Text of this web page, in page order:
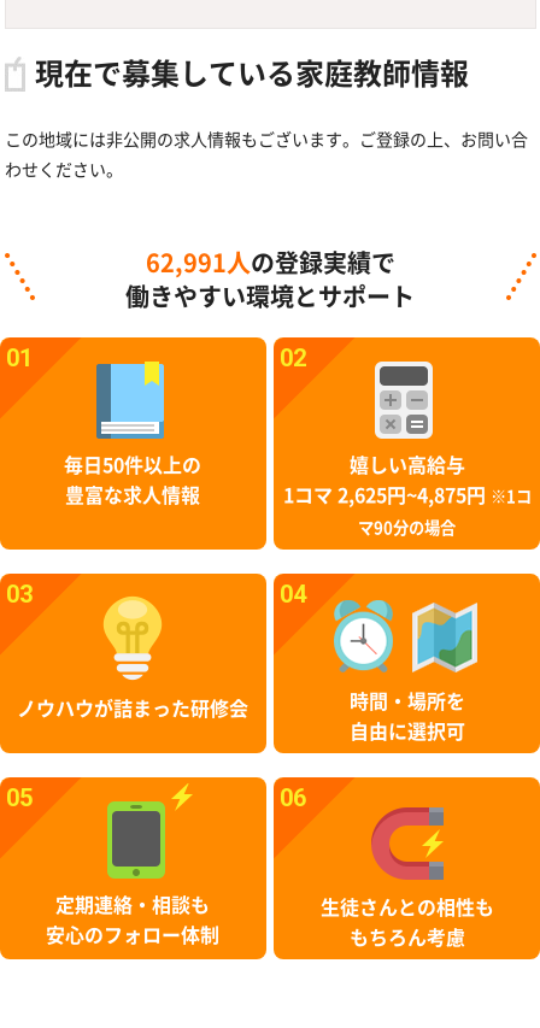
現在で募集している家庭教師情報
この地域には非公開の求人情報もございます。ご登録の上、お問い合
わせください。
62,991人 の登録実績で
働きやすい環境とサポート
01
毎日50件以上の
豊富な求人情報
02
嬉しい高給与
1コマ 2,625円~4,875円
※1コ
マ90分の場合
03
ノウハウが詰まった研修会
04
時間・場所を
自由に選択可
05
定期連絡・相談も
安心のフォロー体制
06
生徒さんとの相性も
もちろん考慮